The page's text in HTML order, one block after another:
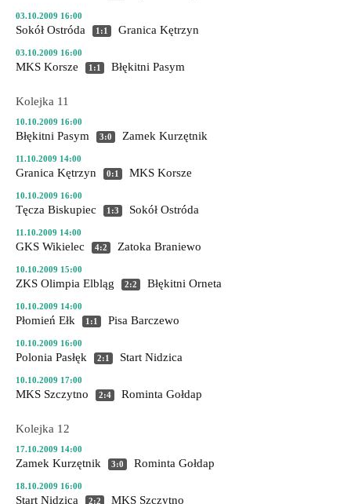
03.10.2009 16:00
Sokół Ostróda 1:1 Granica Kętrzyn
03.10.2009 16:00
MKS Korsze 1:1 Błękitni Pasym
Kolejka 11
10.10.2009 16:00
Błękitni Pasym 3:0 Zamek Kurzętnik
11.10.2009 14:00
Granica Kętrzyn 0:1 MKS Korsze
10.10.2009 16:00
Tęcza Biskupiec 1:3 Sokół Ostróda
11.10.2009 14:00
GKS Wikielec 4:2 Zatoka Braniewo
10.10.2009 15:00
ZKS Olimpia Elbląg 2:2 Błękitni Orneta
10.10.2009 14:00
Płomień Ełk 1:1 Pisa Barczewo
10.10.2009 16:00
Polonia Pasłęk 2:1 Start Nidzica
10.10.2009 17:00
MKS Szczytno 2:4 Rominta Gołdap
Kolejka 12
17.10.2009 14:00
Zamek Kurzętnik 3:0 Rominta Gołdap
18.10.2009 16:00
Start Nidzica 2:2 MKS Szczytno